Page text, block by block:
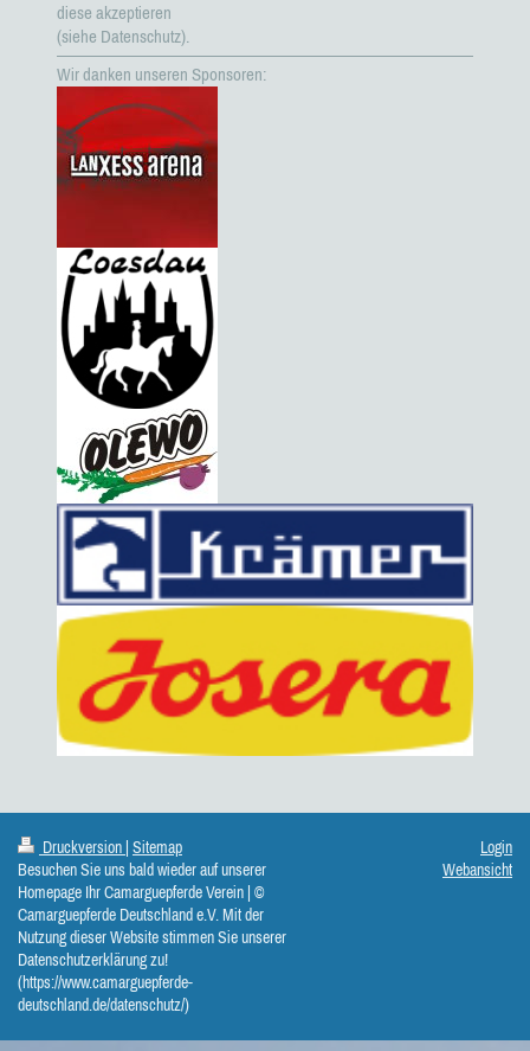
diese akzeptieren
(siehe Datenschutz).
Wir danken unseren Sponsoren:
Druckversion Sitemap
Besuchen Sie uns bald wieder auf unserer
Homepage Ihr Camarguepferde Verein | ©
Camarguepferde Deutschland e.V. Mit der
Nutzung dieser Website stimmen Sie unserer
Datenschutzerklärung zu!
(https://www.camarguepferde-
deutschland.de/datenschutz/)
Login
Webansicht